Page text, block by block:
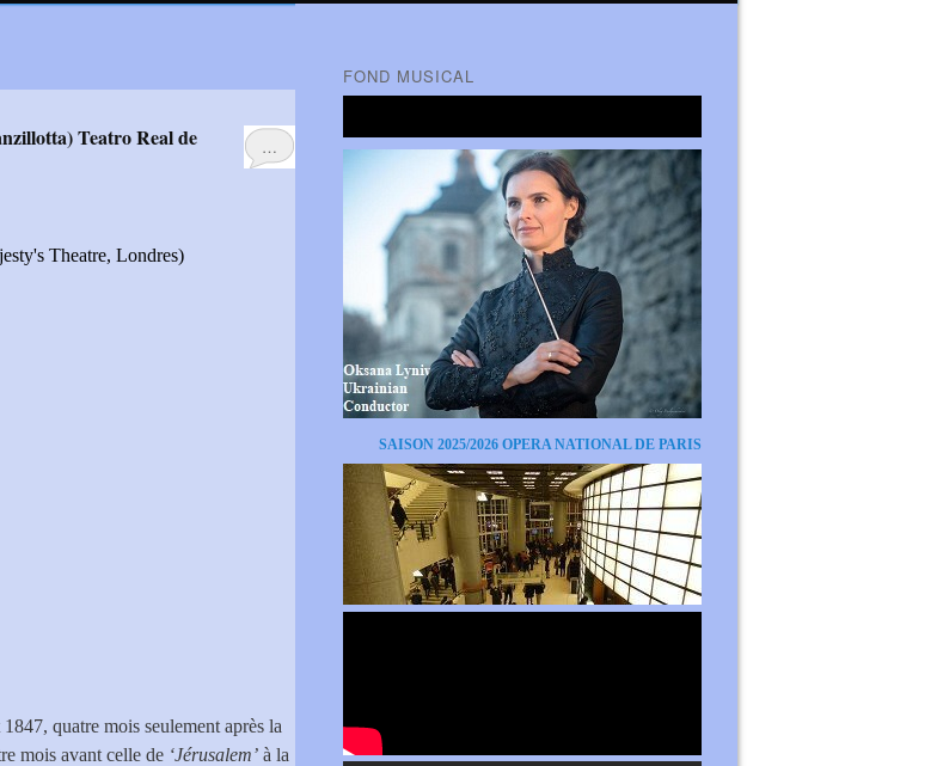
…
Theatre, Londres)
quatre mois seulement après la
mois avant celle de ‘Jérusalem’ à la
FOND MUSICAL
SAISON 2025/2026 OPERA NATIONAL DE PARIS